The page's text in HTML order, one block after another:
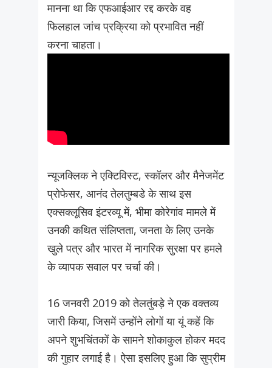
मानना था कि एफआईआर रद्द करके वह
फिलहाल जांच प्रक्रिया को प्रभावित नहीं
करना चाहता।
न्यूजक्लिक ने एक्टिविस्ट, स्कॉलर और मैनेजमेंट
प्रोफेसर, आनंद तेलतुम्बडे के साथ इस
एक्सक्लूसिव इंटरव्यू में, भीमा कोरेगांव मामले में
उनकी कथित संलिप्तता, जनता के लिए उनके
खुले पत्र और भारत में नागरिक सुरक्षा पर हमले
के व्यापक सवाल पर चर्चा की।
16 जनवरी 2019 को तेलतुंबड़े ने एक वक्तव्य
जारी किया, जिसमें उन्होंने लोगों या यूं कहें कि
अपने शुभचिंतकों के सामने शोकाकुल होकर मदद
की गुहार लगाई है। ऐसा इसलिए हुआ कि सुप्रीम